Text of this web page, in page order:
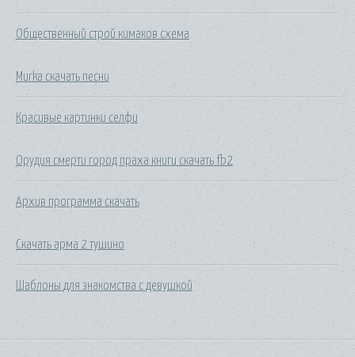
Общественный строй кимаков схема
Murka скачать песни
Красивые картинки селфи
Орудия смерти город праха книги скачать fb2
Архив программа скачать
Скачать арма 2 тушино
Шаблоны для знакомства с девушкой